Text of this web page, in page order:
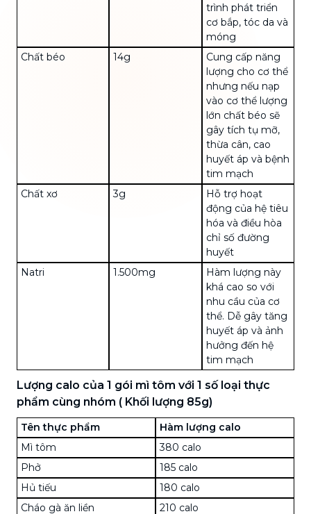
trình phát triển
cơ bắp, tóc da và
móng
Chất béo
14g
Cung cấp năng
lượng cho cơ thể
nhưng nếu nạp
vào cơ thể lượng
lớn chất béo sẽ
gây tích tụ mỡ,
thừa cân, cao
huyết áp và bệnh
tim mạch
Chất xơ
3g
Hỗ trợ hoạt
động của hệ tiêu
hóa và điều hòa
chỉ số đường
huyết
Natri
1.500mg
Hàm lượng này
khá cao so với
nhu cầu của cơ
thể. Dễ gây tăng
huyết áp và ảnh
hưởng đến hệ
tim mạch
Lượng calo của 1 gói mì tôm với 1 số loại thực
phẩm cùng nhóm ( Khối lượng 85g)
Tên thực phẩm
Hàm lượng calo
Mì tôm
380 calo
Phở
185 calo
Hủ tiếu
180 calo
Cháo gà ăn liền
210 calo